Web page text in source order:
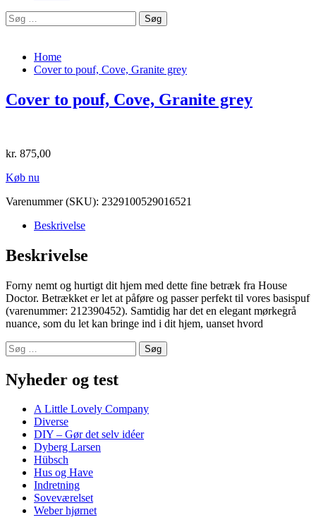
Søg
efter:
Home
Cover to pouf, Cove, Granite grey
Cover to pouf, Cove, Granite grey
kr. 875,00
Køb nu
Varenummer (SKU): 2329100529016521
Beskrivelse
Beskrivelse
Forny nemt og hurtigt dit hjem med dette fine betræk fra House
Doctor. Betrækket er let at påføre og passer perfekt til vores basispuf
(varenummer: 212390452). Samtidig har det en elegant mørkegrå
nuance, som du let kan bringe ind i dit hjem, uanset hvord
Søg
efter:
Nyheder og test
A Little Lovely Company
Diverse
DIY – Gør det selv idéer
Dyberg Larsen
Hübsch
Hus og Have
Indretning
Soveværelset
Weber hjørnet